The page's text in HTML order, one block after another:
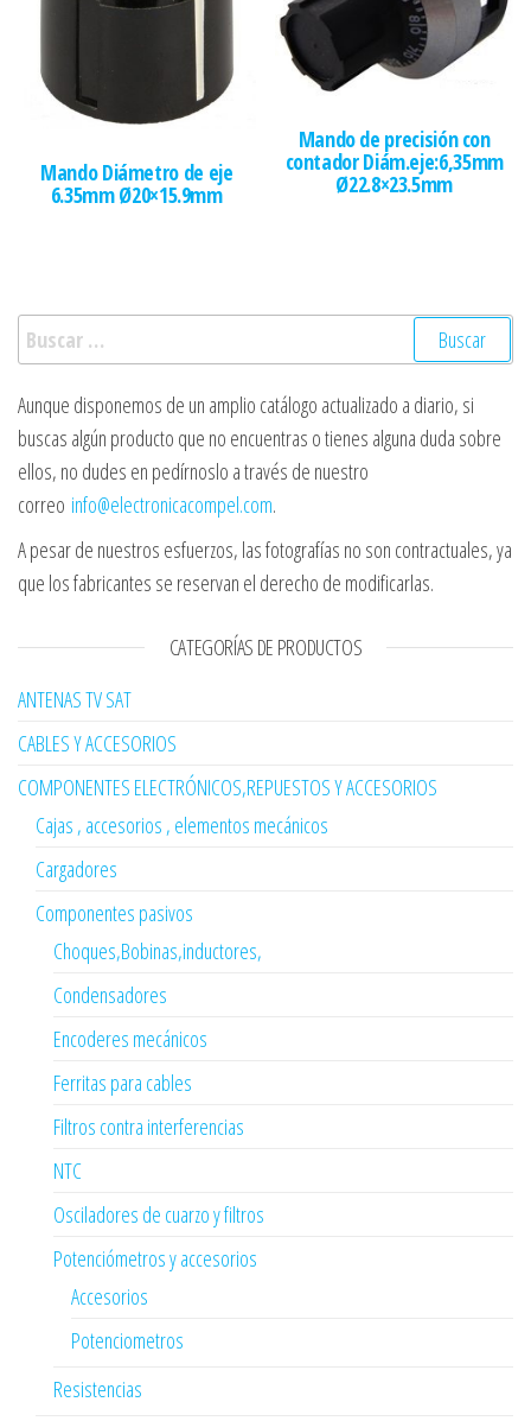
Mando Diámetro de eje
6.35mm Ø20×15.9mm
Mando de precisión con
contador Diám.eje:6,35mm
Ø22.8×23.5mm
Buscar:
Aunque disponemos de un amplio catálogo actualizado a diario, si
buscas algún producto que no encuentras o tienes alguna duda sobre
ellos, no dudes en pedírnoslo a través de nuestro
correo info@electronicacompel.com.
A pesar de nuestros esfuerzos, las fotografías no son contractuales, ya
que los fabricantes se reservan el derecho de modificarlas.
CATEGORÍAS DE PRODUCTOS
ANTENAS TV SAT
CABLES Y ACCESORIOS
COMPONENTES ELECTRÓNICOS,REPUESTOS Y ACCESORIOS
Cajas , accesorios , elementos mecánicos
Cargadores
Componentes pasivos
Choques,Bobinas,inductores,
Condensadores
Encoderes mecánicos
Ferritas para cables
Filtros contra interferencias
NTC
Osciladores de cuarzo y filtros
Potenciómetros y accesorios
Accesorios
Potenciometros
Resistencias